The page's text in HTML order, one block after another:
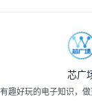
材料成本
2025/11/21
芯广